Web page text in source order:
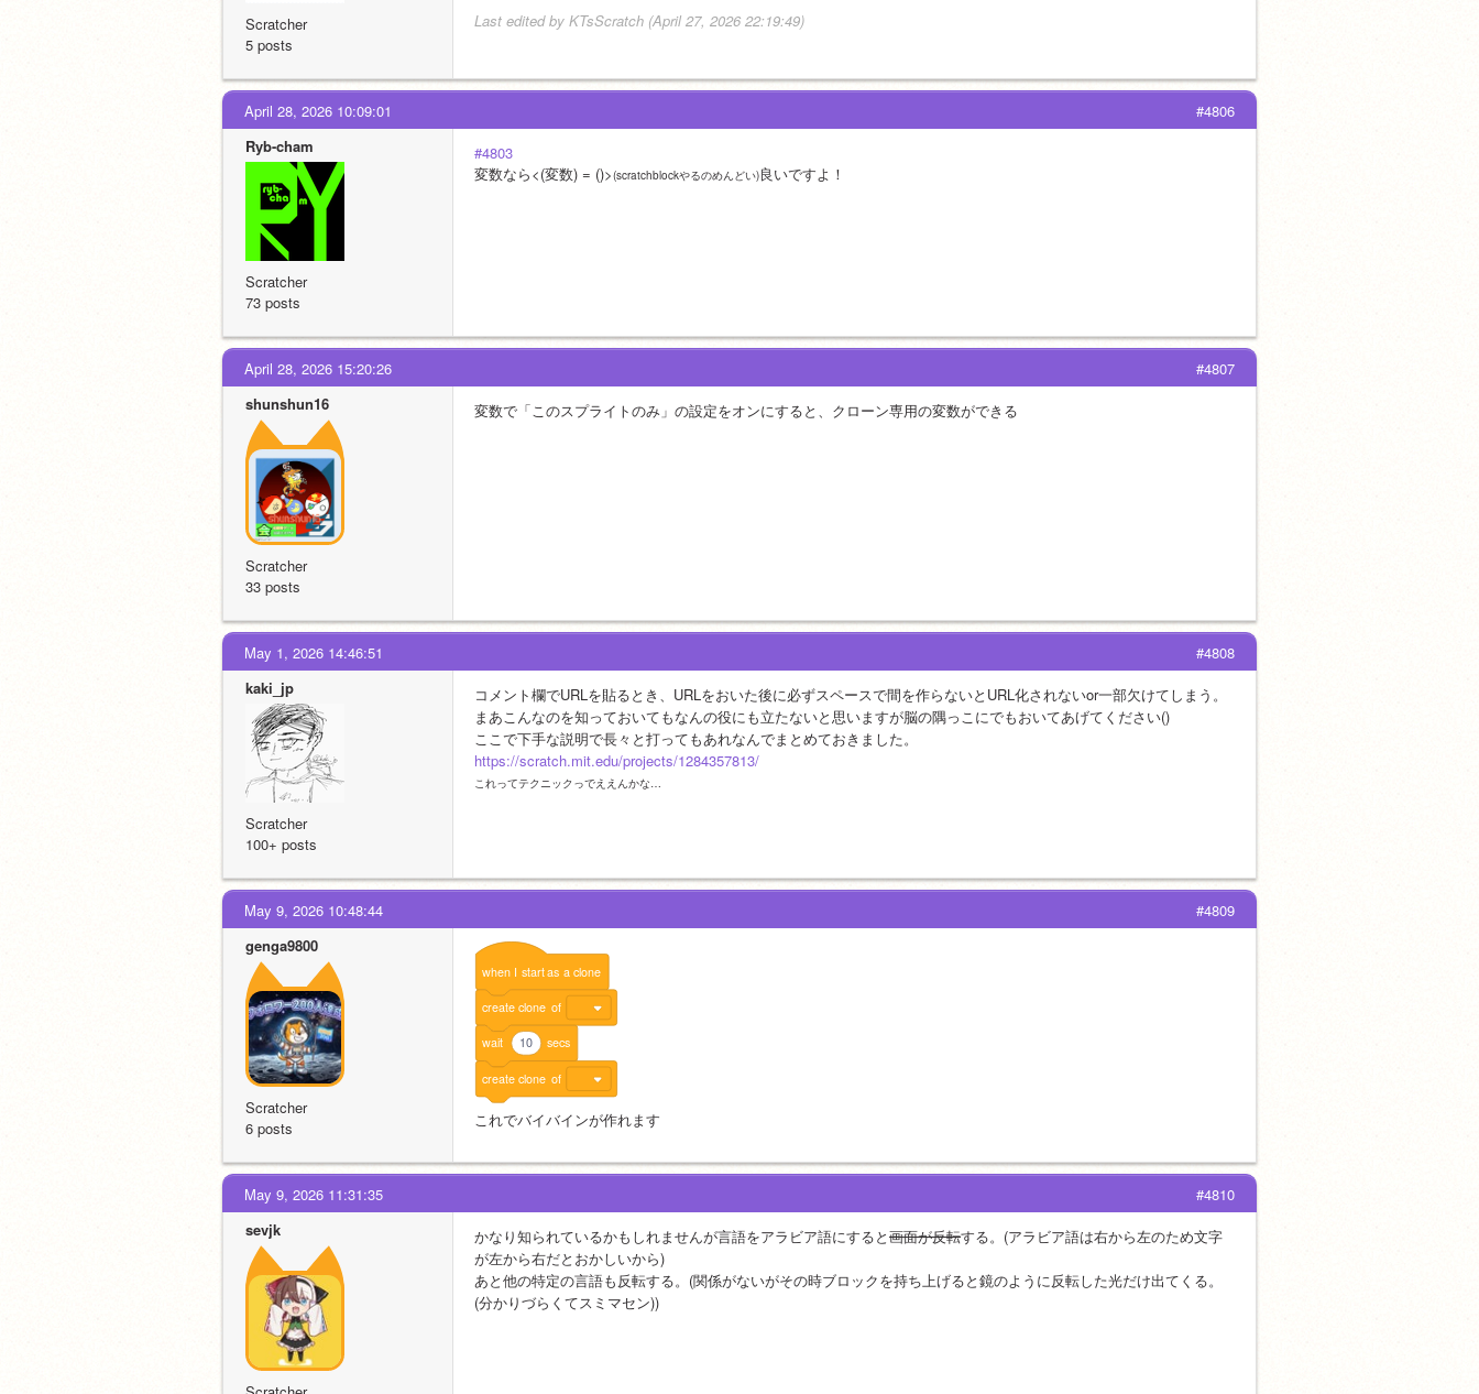
Scratcher
5 posts
Last edited by KTsScratch (April 27, 2026 22:19:49)
#4806
April 28, 2026 10:09:01
Ryb-cham
Scratcher
73 posts
#4803
変数なら<(変数) = ()>(scratchblockやるのめんどい)良いですよ！
#4807
April 28, 2026 15:20:26
shunshun16
Scratcher
33 posts
変数で「このスプライトのみ」の設定をオンにすると、クローン専用の変数ができる
#4808
May 1, 2026 14:46:51
kaki_jp
Scratcher
100+ posts
コメント欄でURLを貼るとき、URLをおいた後に必ずスペースで間を作らないとURL化されないor一部欠けてしまう。
まあこんなのを知っておいてもなんの役にも立たないと思いますが脳の隅っこにでもおいてあげてください()
ここで下手な説明で長々と打ってもあれなんでまとめておきました。
https://scratch.mit.edu/projects/1284357813/
これってテクニックっでええんかな…
#4809
May 9, 2026 10:48:44
genga9800
Scratcher
6 posts
when I startas a clone
create clone of
wait 10 secs
create clone of
これでバイバインが作れます
#4810
May 9, 2026 11:31:35
sevjk
かなり知られているかもしれませんが言語をアラビア語にすると画面が反転する。(アラビア語は右から左のため文字
が左から右だとおかしいから)
あと他の特定の言語も反転する。(関係がないがその時ブロックを持ち上げると鏡のように反転した光だけ出てくる。
(分かりづらくてスミマセン))